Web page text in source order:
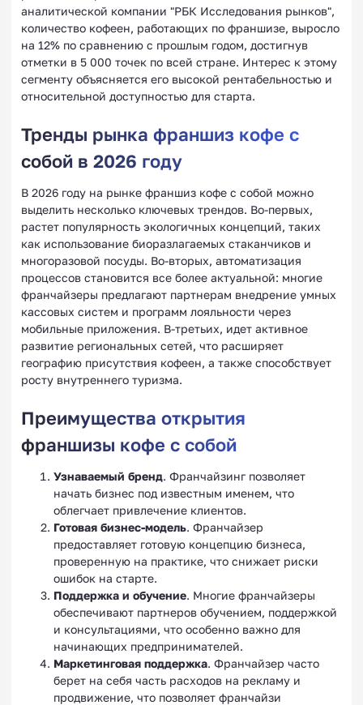
аналитической компании "РБК Исследования рынков",
количество кофеен, работающих по франшизе, выросло
на 12% по сравнению с прошлым годом, достигнув
отметки в 5 000 точек по всей стране. Интерес к этому
сегменту объясняется его высокой рентабельностью и
относительной доступностью для старта.
Тренды рынка франшиз кофе с
собой в 2026 году
В 2026 году на рынке франшиз кофе с собой можно
выделить несколько ключевых трендов. Во-первых,
растет популярность экологичных концепций, таких
как использование биоразлагаемых стаканчиков и
многоразовой посуды. Во-вторых, автоматизация
процессов становится все более актуальной: многие
франчайзеры предлагают партнерам внедрение умных
кассовых систем и программ лояльности через
мобильные приложения. В-третьих, идет активное
развитие региональных сетей, что расширяет
географию присутствия кофеен, а также способствует
росту внутреннего туризма.
Преимущества открытия
франшизы кофе с собой
Узнаваемый бренд. Франчайзинг позволяет
начать бизнес под известным именем, что
облегчает привлечение клиентов.
Готовая бизнес-модель. Франчайзер
предоставляет готовую концепцию бизнеса,
проверенную на практике, что снижает риски
ошибок на старте.
Поддержка и обучение. Многие франчайзеры
обеспечивают партнеров обучением, поддержкой
и консультациями, что особенно важно для
начинающих предпринимателей.
Маркетинговая поддержка. Франчайзер часто
берет на себя часть расходов на рекламу и
продвижение, что позволяет франчайзи